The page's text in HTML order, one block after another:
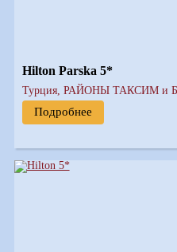
Hilton Parska 5*
Турция, РАЙОНЫ ТАКСИМ и
Подробнее